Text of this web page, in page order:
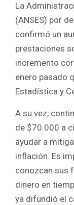
ce
b
o
o
k
tt
er
La
(ANSES) por
confirmó un
prestaciones
incremento
enero pasado
Estadística y
A su vez,
de $70.000 a
ayudar a
inflación. Es
conozcan sus
dinero en
ya difundió el